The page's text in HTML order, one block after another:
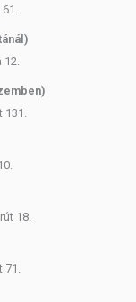
12.
131.
18.
71.